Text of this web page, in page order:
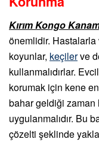
Kırım Kongo
önemlidir. Hastalarla
koyunlar, keçilerve
kullanmalıdırlar.
korumak için kene
bahar geldiği zaman
uygulanmalıdır. Bu
çözelti şeklinde